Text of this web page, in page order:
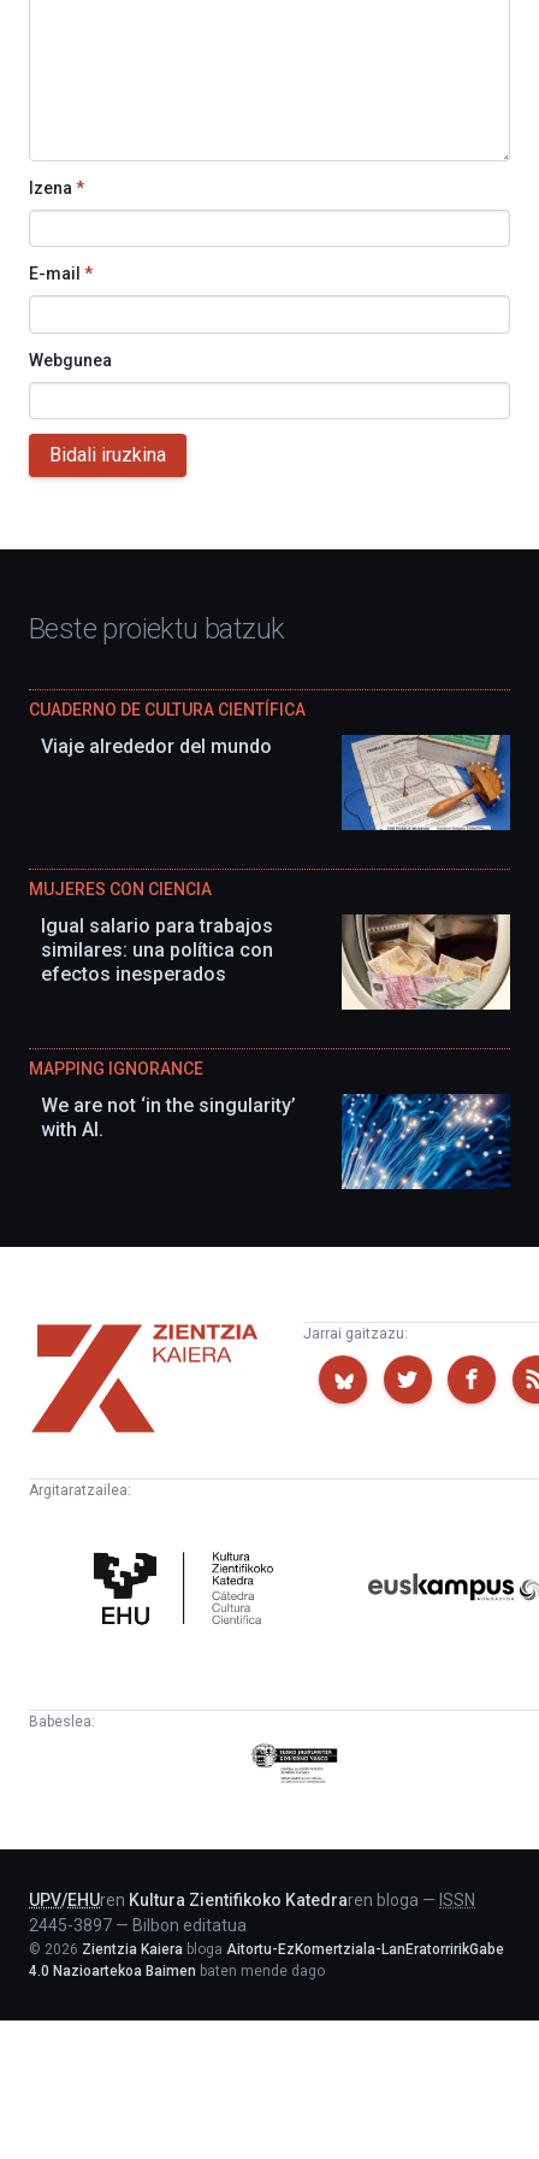
Izena *
E-mail *
Webgunea
Bidali iruzkina
Beste proiektu batzuk
CUADERNO DE CULTURA CIENTÍFICA
Viaje alrededor del mundo
MUJERES CON CIENCIA
Igual salario para trabajos
similares: una política con
efectos inesperados
MAPPING IGNORANCE
We are not ‘in the singularity’
with AI.
Zientzia
Kaiera
Jarrai gaitzazu:
Argitaratzailea:
Zientifikoko
Katedra
Babeslea:
Eusko
Jaurlaritza
UPV/EHUren Kultura Zientifikoko Katedraren bloga — ISSN
2445-3897 — Bilbon editatua
© 2026 Zientzia Kaiera bloga Aitortu-EzKomertziala-LanEratorririkGabe
4.0 Nazioartekoa Baimen baten mende dago